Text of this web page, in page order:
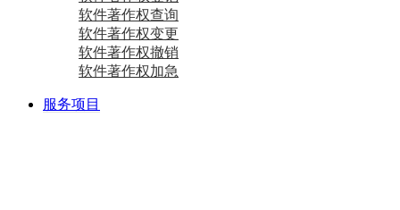
软件著作权查询
软件著作权变更
软件著作权撤销
软件著作权加急
服务项目